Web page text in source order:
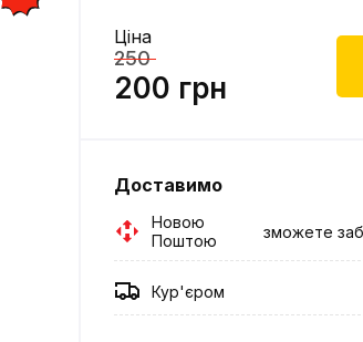
Ціна
250
200 грн
Доставимо
Новою
Поштою
зможете
Кур'єром